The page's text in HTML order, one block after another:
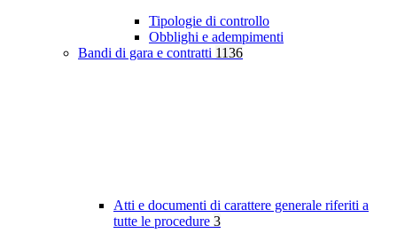
Tipologie di controllo
Obblighi e adempimenti
Bandi di gara e contratti 1136
Atti e documenti di carattere generale riferiti a
tutte le procedure 3